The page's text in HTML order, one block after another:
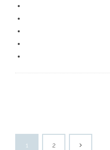
1 2